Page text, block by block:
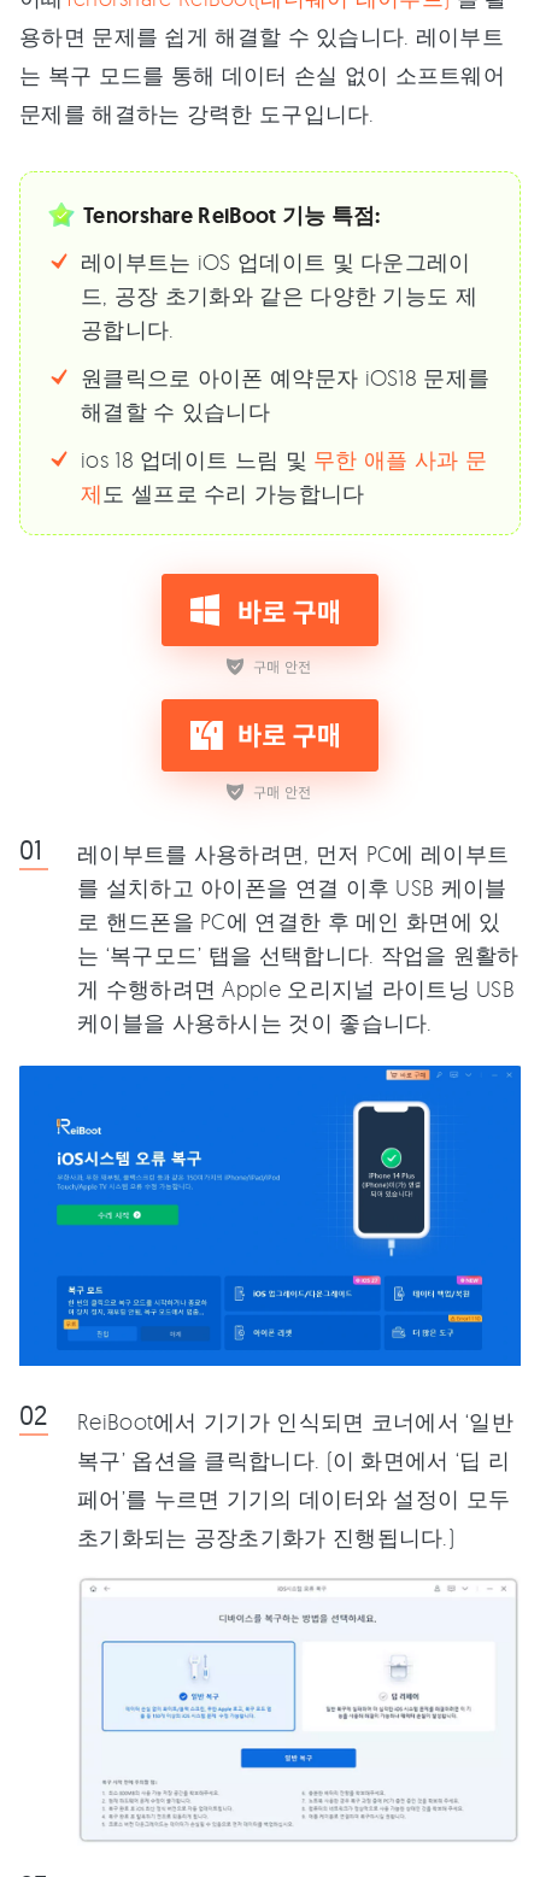
용하면 문제를 쉽게 해결할 수 있습니다. 레이부트
는 복구 모드를 통해 데이터 손실 없이 소프트웨어
문제를 해결하는 강력한 도구입니다.
Tenorshare ReiBoot 기능 특점:
레이부트는 iOS 업데이트 및 다운그레이
드, 공장 초기화와 같은 다양한 기능도 제
공합니다.
원클릭으로 아이폰 예약문자 iOS18 문제를
해결할 수 있습니다
ios 18 업데이트 느림 및 무한 애플 사과 문
제 도 셀프로 수리 가능합니다
레이부트를 사용하려면, 먼저 PC에 레이부트
를 설치하고 아이폰을 연결 이후 USB 케이블
로 핸드폰을 PC에 연결한 후 메인 화면에 있
는 ‘복구모드’ 탭을 선택합니다. 작업을 원활하
게 수행하려면 Apple 오리지널 라이트닝 USB
케이블을 사용하시는 것이 좋습니다.
ReiBoot에서 기기가 인식되면 코너에서 ‘일반
복구’ 옵션을 클릭합니다. (이 화면에서 ‘딥 리
페어’를 누르면 기기의 데이터와 설정이 모두
초기화되는 공장초기화가 진행됩니다.)